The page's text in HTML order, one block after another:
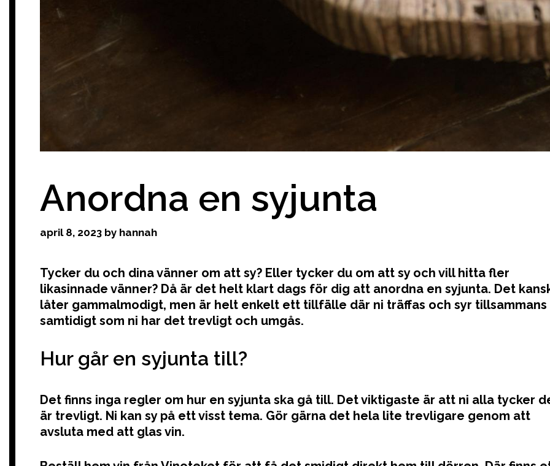
Anordna en syjunta
april 8, 2023 by hannah
Tycker du och dina vänner om att sy? Eller tycker du om att sy och vill hitta fler
likasinnade vänner? Då är det helt klart dags för dig att anordna en syjunta. Det
låter gammalmodigt, men är helt enkelt ett tillfälle där ni träffas och syr tillsammans
samtidigt som ni har det trevligt och umgås.
Hur går en syjunta till?
Det finns inga regler om hur en syjunta ska gå till. Det viktigaste är att ni alla tycker
är trevligt. Ni kan sy på ett visst tema. Gör gärna det hela lite trevligare genom att
avsluta med att glas vin.